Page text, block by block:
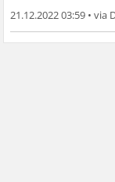
21.12.2022 03:59 •